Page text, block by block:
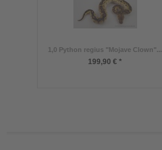
1,0 Python regius "Mojave Clown"...
199,90 € *